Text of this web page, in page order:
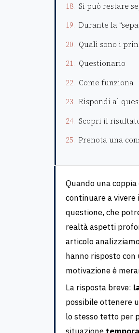
Si può restare
Durante la
Quali sono i
Questionario
Come funziona
Rispondi al
Scopri il
Prenota una
Quando una
continuare a vivere
questione, che
realtà aspetti
articolo
hanno risposto
motivazione è
La risposta breve:
possibile ottenere
lo stesso tetto per